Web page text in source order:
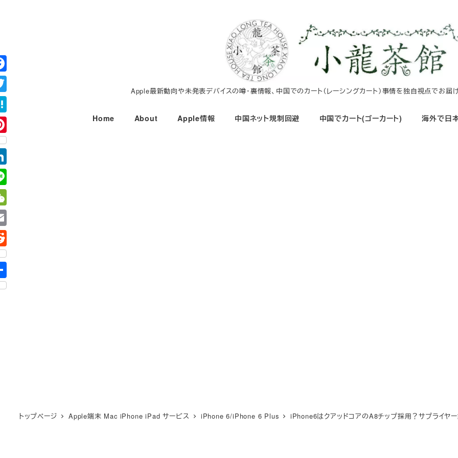
コ
ン
テ
ン
ツ
へ
移
動
Apple最新動向や未発表デバイスの噂・裏情報、中国でのカート（レーシングカート）事情を独自視点でお届
Home About Apple情報 中国ネット規制回避 中国でカート(ゴーカート) 海外で日
トップページ Apple端末 Mac iPhone iPad サービス iPhone 6/iPhone 6 Plus iPhone6はクアッドコアのA8チップ採用？サプライヤ